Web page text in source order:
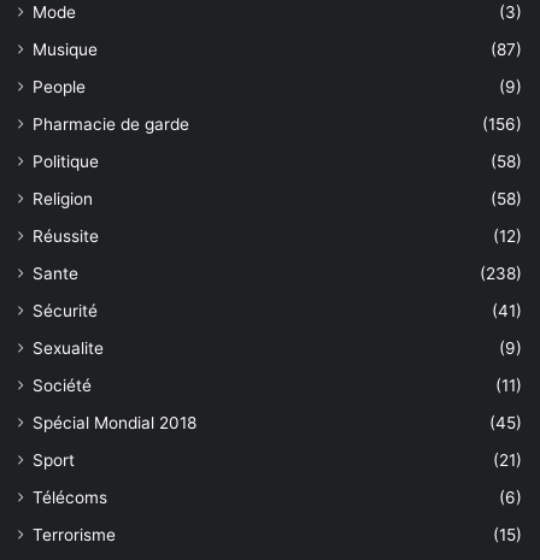
Mode
(3)
Musique
(87)
People
(9)
Pharmacie de garde
(156)
Politique
(58)
Religion
(58)
Réussite
(12)
Sante
(238)
Sécurité
(41)
Sexualite
(9)
Société
(11)
Spécial Mondial 2018
(45)
Sport
(21)
Télécoms
(6)
Terrorisme
(15)